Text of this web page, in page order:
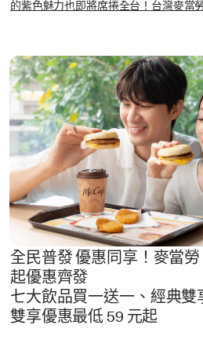
的紫色魅力也即將席捲全台！台灣麥當
全民普發 優惠同享！麥當
起優惠齊發
七大飲品買一送一、經典雙
雙享優惠最低 59 元起